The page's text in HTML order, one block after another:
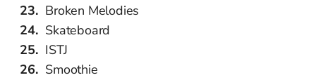
Broken Melodies
Skateboard
ISTJ
Smoothie